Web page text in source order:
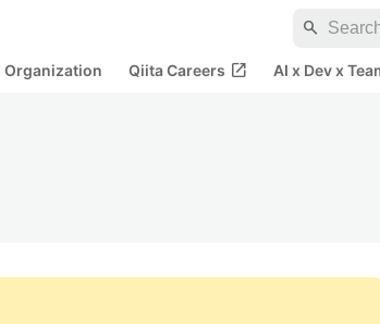
search
Organization Qiita Careers open_in_new AI x Dev x